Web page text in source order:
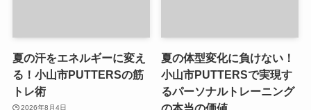
夏の汗をエネルギーに変え
る！小山市PUTTERSの筋
トレ術
2026年8月4日
夏の体型変化に負けない！
小山市PUTTERSで実現す
るパーソナルトレーニング